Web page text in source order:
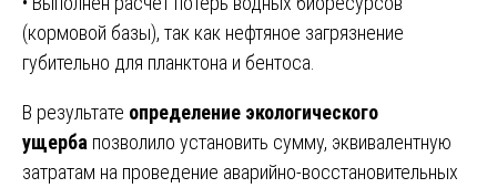
(кормовой базы), так как нефтяное загрязнение
губительно для планктона и бентоса.
В результате определение экологического
ущерба позволило установить сумму, эквивалентную
затратам на проведение аварийно-восстановительных